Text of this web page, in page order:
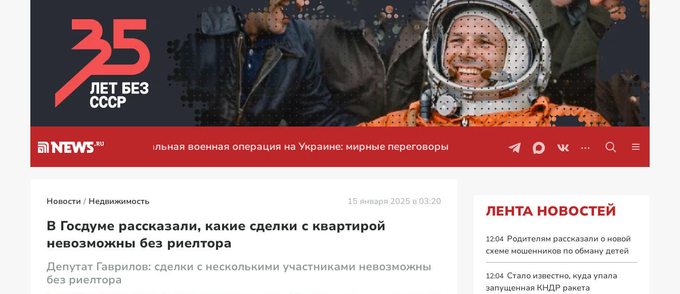
Специальная военная операция на Украине: мирные переговоры Проблемы с бензином в
Новости Недвижимость 15 января 2025 в 03:20
В Госдуме рассказали, какие сделки с квартирой
невозможны без риелтора
Депутат Гаврилов: сделки с несколькими участниками невозможны
без риелтора
ЛЕНТА НОВОСТЕЙ
12:04 Родителям рассказали о новой
схеме мошенников по обману детей
12:04 Стало известно, куда упала
запущенная КНДР ракета